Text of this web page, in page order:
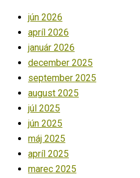
jún 2026
apríl 2026
január 2026
december 2025
september 2025
august 2025
júl 2025
jún 2025
máj 2025
apríl 2025
marec 2025